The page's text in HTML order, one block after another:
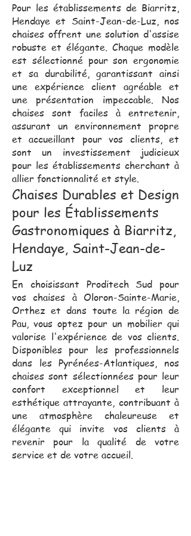
Pour les établissements de Biarritz,
Hendaye et Saint-Jean-de-Luz, nos
chaises offrent une solution d'assise
robuste et élégante. Chaque modèle
est sélectionné pour son ergonomie
et sa durabilité, garantissant ainsi
une expérience client agréable et
une présentation impeccable. Nos
chaises sont faciles à entretenir,
assurant un environnement propre
et accueillant pour vos clients, et
sont un investissement judicieux
pour les établissements cherchant à
allier fonctionnalité et style.
Chaises Durables et Design
pour les Établissements
Gastronomiques à Biarritz,
Hendaye, Saint-Jean-de-
Luz
En choisissant Proditech Sud pour
vos chaises à Oloron-Sainte-Marie,
Orthez et dans toute la région de
Pau, vous optez pour un mobilier qui
valorise l'expérience de vos clients.
Disponibles pour les professionnels
dans les Pyrénées-Atlantiques, nos
chaises sont sélectionnées pour leur
confort exceptionnel et leur
esthétique attrayante, contribuant à
une atmosphère chaleureuse et
élégante qui invite vos clients à
revenir pour la qualité de votre
service et de votre accueil.